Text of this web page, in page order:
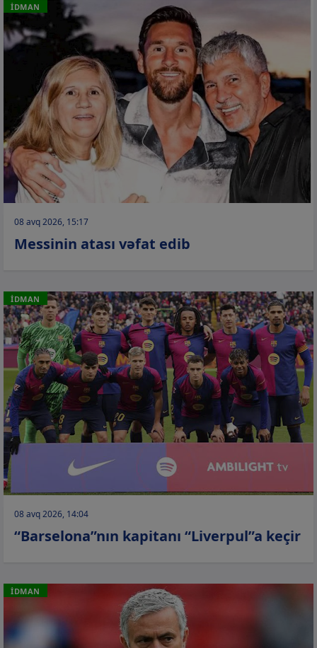
İDMAN
08 avq 2026, 15:17
Messinin atası vəfat edib
İDMAN
08 avq 2026, 14:04
“Barselona”nın kapitanı “Liverpul”a keçir
İDMAN